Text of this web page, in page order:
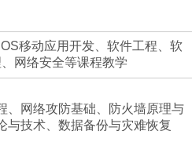
移动应用开发、软件工程、软
网络安全等课程教学
、网络攻防基础、防火墙原理与
与技术、数据备份与灾难恢复